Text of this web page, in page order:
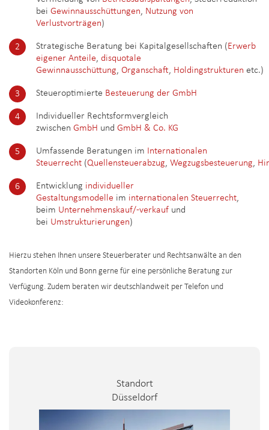
bei Gewinnausschüttungen, Nutzung von
Verlustvorträgen)
Strategische Beratung bei Kapitalgesellschaften (Erwerb
eigener Anteile, disquotale
Gewinnausschüttung, Organschaft, Holdingstrukturen etc.)
Steueroptimierte Besteuerung der GmbH
Individueller Rechtsformvergleich
zwischen GmbH und GmbH & Co. KG
Umfassende Beratungen im Internationalen
Steuerrecht (Quellensteuerabzug, Wegzugsbesteuerung,
Entwicklung individueller
Gestaltungsmodelle im internationalen Steuerrecht,
beim Unternehmenskauf/-verkauf und
bei Umstrukturierungen)
Hierzu stehen Ihnen unsere Steuerberater und Rechtsanwälte an den
Standorten Köln und Bonn gerne für eine persönliche Beratung zur
Verfügung. Zudem beraten wir deutschlandweit per Telefon und
Videokonferenz:
Standort
Düsseldorf